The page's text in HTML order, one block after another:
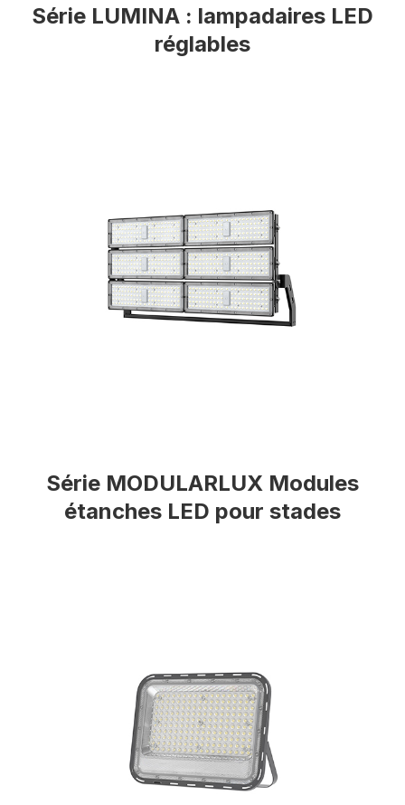
Série LUMINA : lampadaires LED
réglables
Série MODULARLUX Modules
étanches LED pour stades